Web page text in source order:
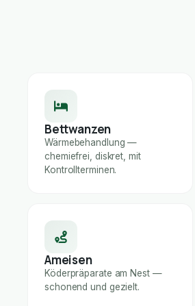
Bettwanzen
Wärmebehandlung —
chemiefrei, diskret, mit
Kontrollterminen.
Ameisen
Köderpräparate am Nest —
schonend und gezielt.